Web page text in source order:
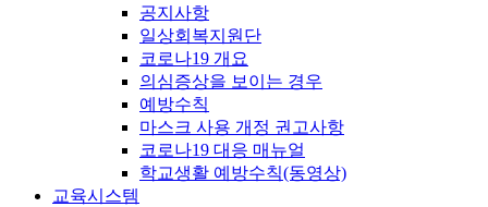
공지사항
일상회복지원단
코로나19 개요
의심증상을 보이는 경우
예방수칙
마스크 사용 개정 권고사항
코로나19 대응 매뉴얼
학교생활 예방수칙(동영상)
교육시스템